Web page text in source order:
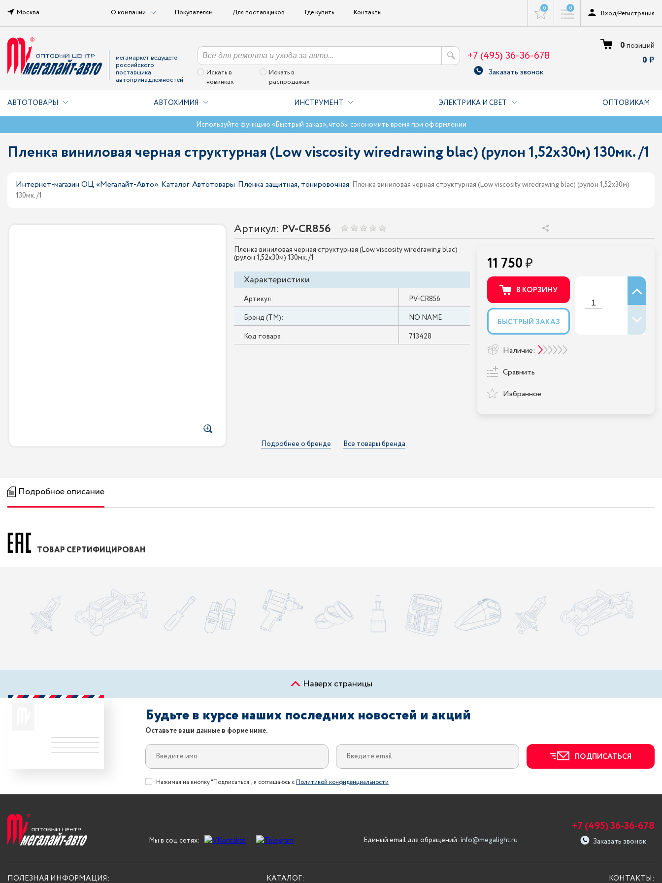
Москва О компании Покупателям Для поставщиков Где купить Контакты 0 0
Вход/Регистрация
мегамаркет ведущего
российского
поставщика
автопринадлежностей
Искать в
новинках
Искать в
распродажах
+7 (495) 36-36-678
Заказать звонок
0позиций
0
АВТОТОВАРЫ АВТОХИМИЯ ИНСТРУМЕНТ ЭЛЕКТРИКА И СВЕТ ОПТОВИКАМ
Используйте функцию «Быстрый заказ», чтобы сэкономить время при оформлении
Пленка виниловая черная структурная (Low viscosity wiredrawing blac) (рулон 1,52х30м) 130мк. /1
Интернет-магазин ОЦ «Мегалайт-Авто» Каталог Автотовары Плёнка защитная, тонировочная Пленка виниловая черная структурная (Low viscosity wiredrawing blac) (рулон 1,52х30м)
130мк. /1
Артикул: PV-CR856
Пленка виниловая черная структурная (Low viscosity wiredrawing blac)
(рулон 1,52х30м) 130мк. /1
Характеристики
Артикул:
PV-CR856
Бренд (ТМ):
NO NAME
Код товара:
713428
11 750
В КОРЗИНУ
БЫСТРЫЙ ЗАКАЗ
Наличие:
Сравнить
Избранное
Подробнее о бренде Все товары бренда
Подробное описание
ТОВАР СЕРТИФИЦИРОВАН
Наверх страницы
Будьте в курсе наших последних новостей и акций
Оставьте ваши данные в форме ниже.
ПОДПИСАТЬСЯ
Нажимая на кнопку "Подписаться", я соглашаюсь сПолитикой конфиденциальности
Мы в соц сетях: Единый email для обращений: info@megalight.ru
+7 (495) 36-36-678
Заказать звонок
ПОЛЕЗНАЯ ИНФОРМАЦИЯ: КАТАЛОГ: КОНТАКТЫ: